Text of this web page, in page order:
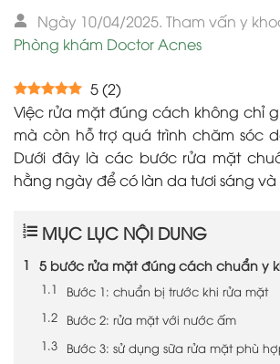
Ngày 10/04/2025. Tham vấn y
Phòng khám Doctor Acnes
5(2)
Việc rửa mặt đúng cách không chỉ
mà còn hỗ trợ quá trình chăm sóc
Dưới đây là các bước rửa mặt
hằng ngày để có làn da tươi sáng và
MỤC LỤC NỘI DUNG
5 bước rửa mặt đúng cách chuẩn y
Bước 1: chuẩn bị trước khi rửa mặt
Bước 2: rửa mặt với nước ấm
Bước 3: sử dụng sữa rửa mặt phù